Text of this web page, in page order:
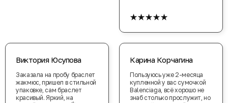
★★★★★
Виктория Юсупова
Заказала на пробу браслет
жакмюс, пришел в стильной
упаковке, сам браслет
красивый. Яркий, на
Карина Корчагина
Пользуюсь уже 2-месяца
купленной у вас сумочкой
Balenciaga, всё хорошо не
знаб столько прослужит, но